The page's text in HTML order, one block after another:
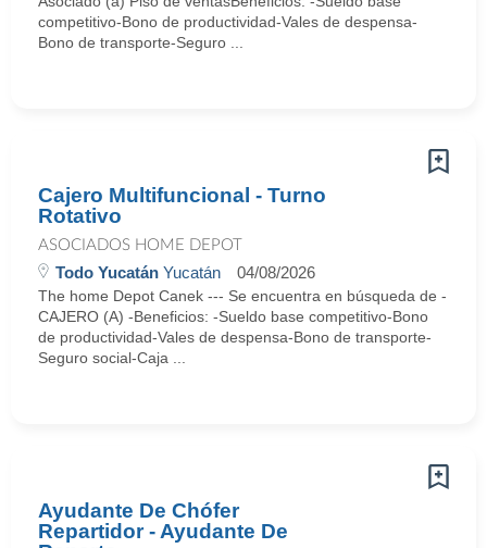
competitivo-Bono de productividad-Vales de despensa-
Bono de transporte-Seguro ...
Cajero Multifuncional - Turno
Rotativo
ASOCIADOS HOME DEPOT
Todo Yucatán Yucatán 04/08/2026
The home Depot Canek --- Se encuentra en búsqueda de -
CAJERO (A) -Beneficios: -Sueldo base competitivo-Bono
de productividad-Vales de despensa-Bono de transporte-
Seguro social-Caja ...
Ayudante De Chófer
Repartidor - Ayudante De